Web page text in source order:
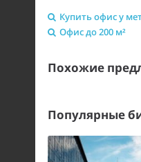
Купить офис у
Офис до 200 м²
Похожие
Популярные